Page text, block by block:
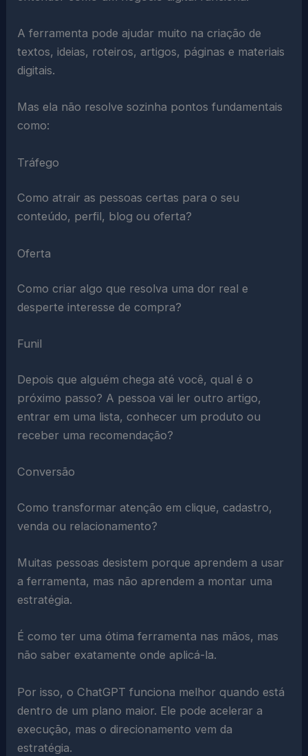
A ferramenta pode ajudar muito na criação de
textos, ideias, roteiros, artigos, páginas e materiais
digitais.
Mas ela não resolve sozinha pontos fundamentais
como:
Tráfego
Como atrair as pessoas certas para o seu
conteúdo, perfil, blog ou oferta?
Oferta
Como criar algo que resolva uma dor real e
desperte interesse de compra?
Funil
Depois que alguém chega até você, qual é o
próximo passo? A pessoa vai ler outro artigo,
entrar em uma lista, conhecer um produto ou
receber uma recomendação?
Conversão
Como transformar atenção em clique, cadastro,
venda ou relacionamento?
Muitas pessoas desistem porque aprendem a usar
a ferramenta, mas não aprendem a montar uma
estratégia.
É como ter uma ótima ferramenta nas mãos, mas
não saber exatamente onde aplicá-la.
Por isso, o ChatGPT funciona melhor quando está
dentro de um plano maior. Ele pode acelerar a
execução, mas o direcionamento vem da
estratégia.